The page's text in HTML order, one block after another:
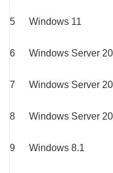
5 Windows 11
6 Windows Server
7 Windows Server
8 Windows Server
9 Windows 8.1